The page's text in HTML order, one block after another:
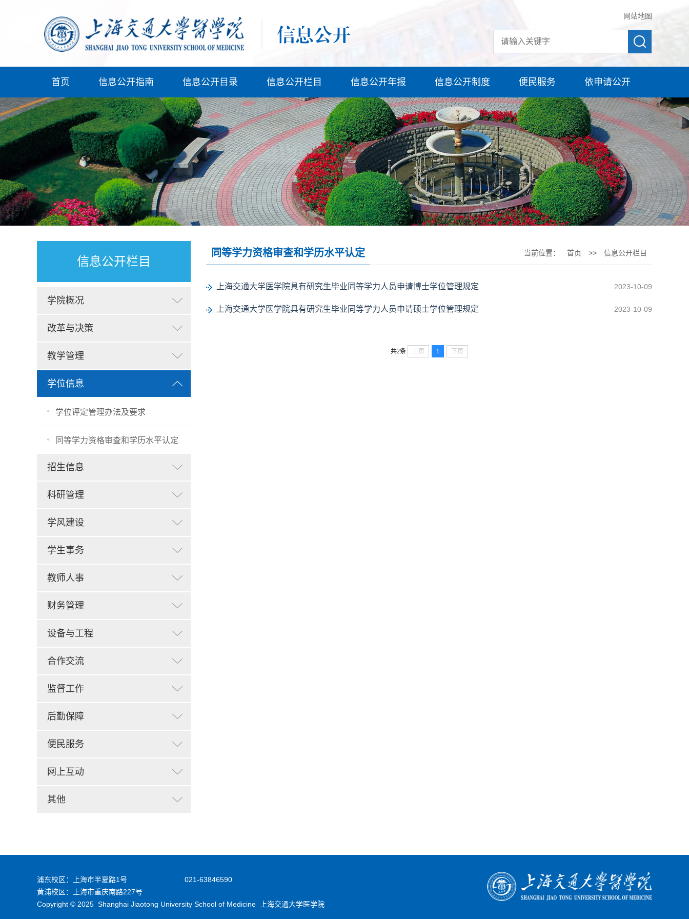
网站地图
首页 信息公开指南 信息公开目录 信息公开栏目 信息公开年报 信息公开制度 便民服务 依申请公开
信息公开栏目
学院概况
改革与决策
教学管理
学位信息
学位评定管理办法及要求
同等学力资格审查和学历水平认定
招生信息
科研管理
学风建设
学生事务
教师人事
财务管理
设备与工程
合作交流
监督工作
后勤保障
便民服务
网上互动
其他
同等学力资格审查和学历水平认定 当前位置： 首页 >> 信息公开栏目
上海交通大学医学院具有研究生毕业同等学力人员申请博士学位管理规定 2023-10-09
上海交通大学医学院具有研究生毕业同等学力人员申请硕士学位管理规定 2023-10-09
共2条 上页 1 下页
浦东校区：上海市半夏路1号 021-63846590
黄浦校区：上海市重庆南路227号
Copyright © 2025 Shanghai Jiaotong University School of Medicine 上海交通大学医学院